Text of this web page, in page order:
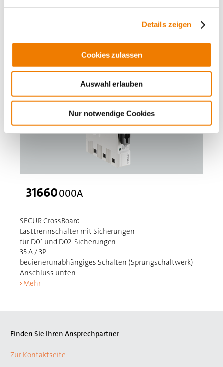
Details zeigen
Cookies zulassen
Auswahl erlauben
Nur notwendige Cookies
31660000A
SECUR CrossBoard
Lasttrennschalter mit Sicherungen
für D01 und D02-Sicherungen
35 A / 3P
bedienerunabhängiges Schalten (Sprungschaltwerk)
Anschluss unten
Mehr
Finden Sie Ihren Ansprechpartner
Zur Kontaktseite